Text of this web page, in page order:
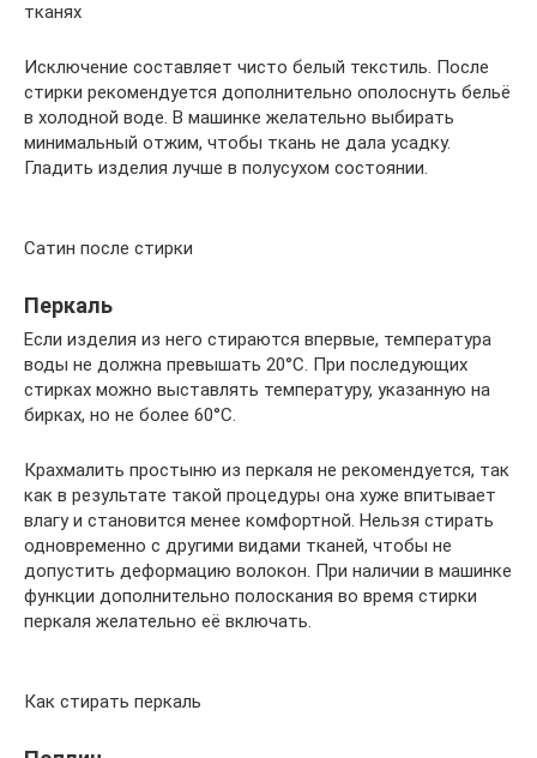
тканях
Исключение составляет чисто белый текстиль. После
стирки рекомендуется дополнительно ополоснуть бельё
в холодной воде. В машинке желательно выбирать
минимальный отжим, чтобы ткань не дала усадку.
Гладить изделия лучше в полусухом состоянии.
Сатин после стирки
Перкаль
Если изделия из него стираются впервые, температура
воды не должна превышать 20°С. При последующих
стирках можно выставлять температуру, указанную на
бирках, но не более 60°С.
Крахмалить простыню из перкаля не рекомендуется, так
как в результате такой процедуры она хуже впитывает
влагу и становится менее комфортной. Нельзя стирать
одновременно с другими видами тканей, чтобы не
допустить деформацию волокон. При наличии в машинке
функции дополнительно полоскания во время стирки
перкаля желательно её включать.
Как стирать перкаль